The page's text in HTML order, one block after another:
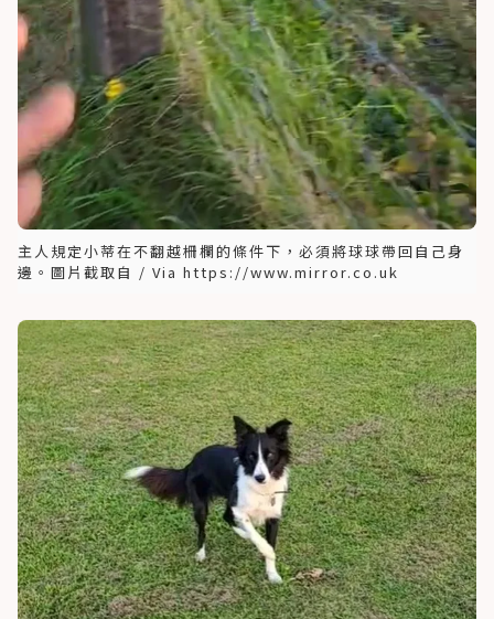
主人規定小蒂在不翻越柵欄的條件下，必須將球球帶回自己身
邊。圖片截取自 / Via https://www.mirror.co.uk